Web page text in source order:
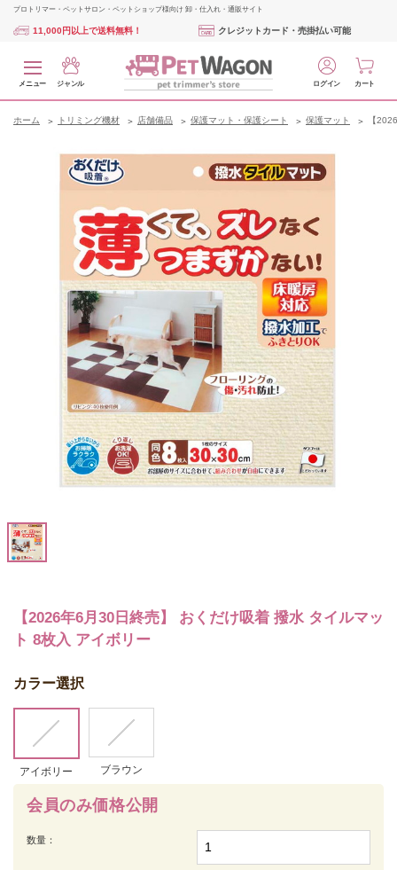
プロトリマー・ペットサロン・ペットショップ様向け 卸・仕入れ・通販サイト
11,000円以上で送料無料！ クレジットカード・売掛払い可能
メニュー ジャンル ログイン カート
ホーム トリミング機材 店舗備品 保護マット・保護シート 保護マット 【
【2026年6月30日終売】 おくだけ吸着 撥水 タイルマッ
ト 8枚入 アイボリー
会員のみ価格公開
数量：
カラー選択
アイボリー ブラウン